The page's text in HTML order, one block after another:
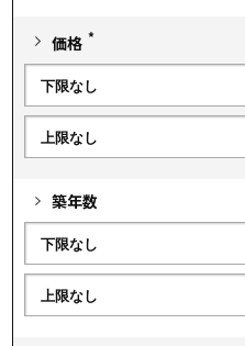
価格 *
築年数